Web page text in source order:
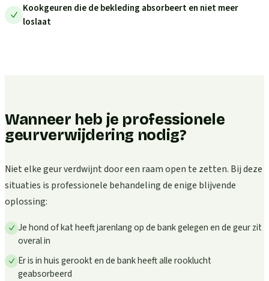
Kookgeuren die de bekleding absorbeert en niet meer
loslaat
Wanneer heb je professionele
geurverwijdering nodig?
Niet elke geur verdwijnt door een raam open te zetten. Bij deze
situaties is professionele behandeling de enige blijvende
oplossing:
Je hond of kat heeft jarenlang op de bank gelegen en de geur zit
overal in
Er is in huis gerookt en de bank heeft alle rooklucht
geabsorbeerd